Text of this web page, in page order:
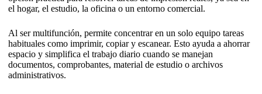
el hogar, el estudio, la oficina o un entorno comercial.
Al ser multifunción, permite concentrar en un solo equipo tareas
habituales como imprimir, copiar y escanear. Esto ayuda a ahorrar
espacio y simplifica el trabajo diario cuando se manejan
documentos, comprobantes, material de estudio o archivos
administrativos.